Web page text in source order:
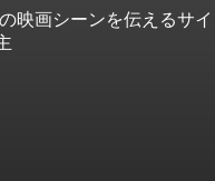
映画シーンを伝えるサイ